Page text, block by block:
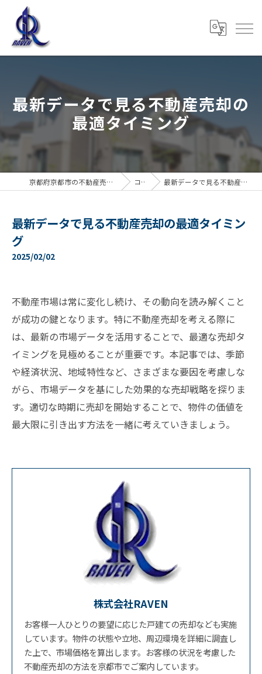
最新データで見る不動産売却の
最適タイミング
京都府京都市の不動産売却なら株式会社RAVEN コラム 最新データで見る不動産売却の最適タイミング
最新データで見る不動産売却の最適タイミン
グ
2025/02/02
不動産市場は常に変化し続け、その動向を読み解くこと
が成功の鍵となります。特に不動産売却を考える際に
は、最新の市場データを活用することで、最適な売却タ
イミングを見極めることが重要です。本記事では、季節
や経済状況、地域特性など、さまざまな要因を考慮しな
がら、市場データを基にした効果的な売却戦略を探りま
す。適切な時期に売却を開始することで、物件の価値を
最大限に引き出す方法を一緒に考えていきましょう。
株式会社RAVEN
お客様一人ひとりの要望に応じた戸建ての売却なども実施
しています。物件の状態や立地、周辺環境を詳細に調査し
た上で、市場価格を算出します。お客様の状況を考慮した
不動産売却の方法を京都市でご案内しています。